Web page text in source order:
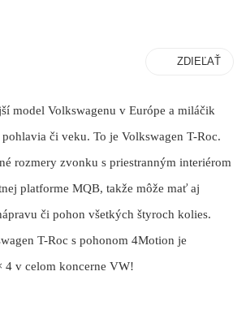
ZDIEĽAŤ
model Volkswagenu v Európe a miláčik
či veku. To je Volkswagen T-Roc.
rozmery zvonku s priestranným interiérom
platforme MQB, takže môže mať aj
či pohon všetkých štyroch kolies.
T-Roc s pohonom 4Motion je
4 v celom koncerne VW!